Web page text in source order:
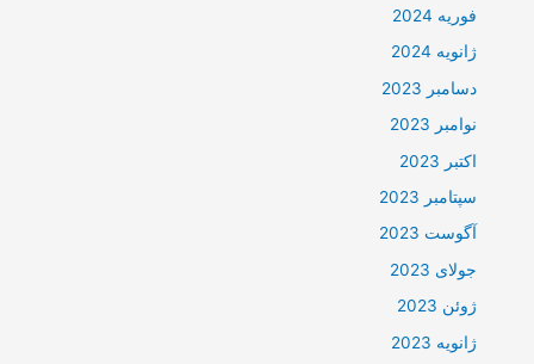
فوریه 2024
ژانویه 2024
دسامبر 2023
نوامبر 2023
اکتبر 2023
سپتامبر 2023
آگوست 2023
جولای 2023
ژوئن 2023
ژانویه 2023